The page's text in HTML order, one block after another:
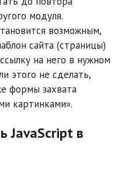
модуля.
возможным,
сайта (страницы)
на него в нужном
этого не сделать,
формы захвата
картинками».
JavaScript в